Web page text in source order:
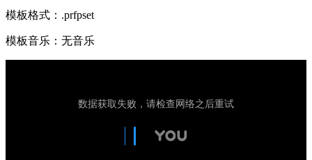
模板格式：.prfpset
模板音乐：无音乐